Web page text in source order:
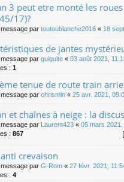
3 peut etre monté les
17)?
par toutoublanche2016 « 18
de jantes
par guiguite « 03 août 2021,
: 1
tenue de route train
par chrismin « 25 avr. 2021,
et chaînes à neige : la
par Laurent423 « 05 mars 2021,
: 867
crevaison
par G-Rom « 27 févr. 2021,
: 4